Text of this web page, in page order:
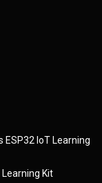
ESP32 IoT Learning
Kit